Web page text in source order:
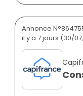
Annonce
il y a 7 jours (30/